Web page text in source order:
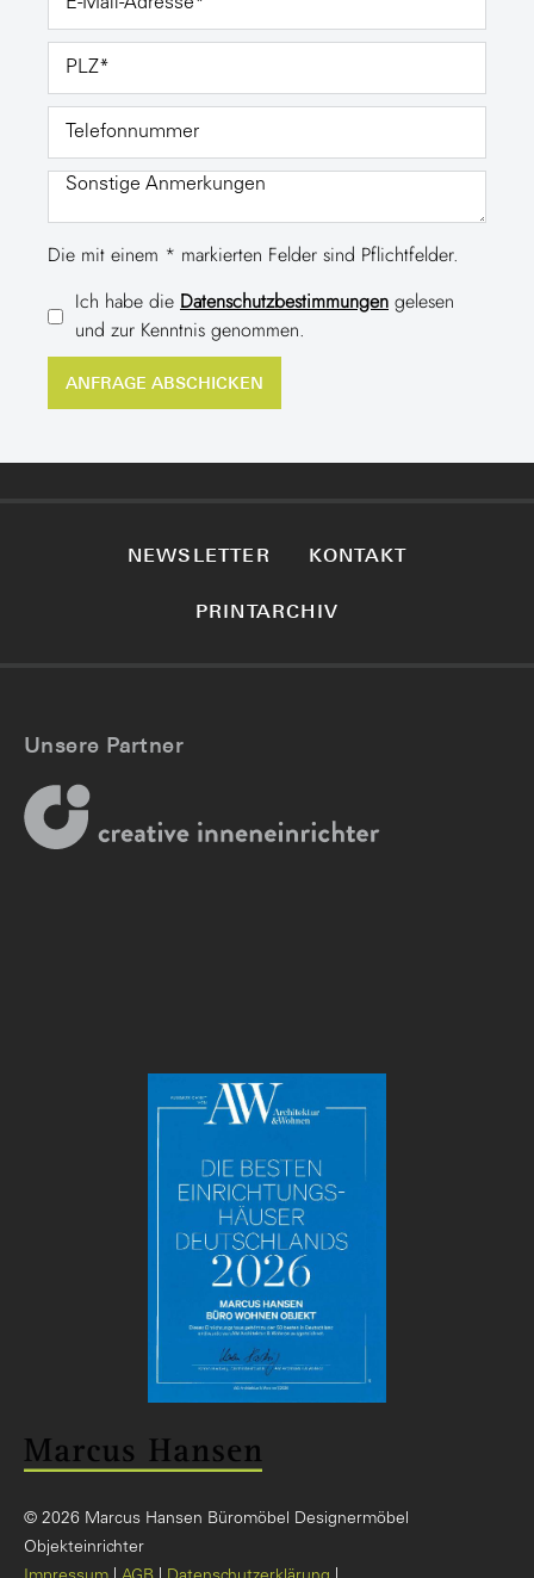
Die mit einem * markierten Felder sind Pflichtfelder.
Ich habe die Datenschutzbestimmungen gelesen
und zur Kenntnis genommen.
NEWSLETTER KONTAKT
PRINTARCHIV
Unsere Partner
© 2026 Marcus Hansen Büromöbel Designermöbel
Objekteinrichter